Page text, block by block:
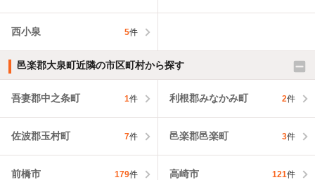
西小泉 5件
邑楽郡大泉町近隣の市区町村から探す
吾妻郡中之条町 1件 利根郡みなかみ町 2件
佐波郡玉村町 7件 邑楽郡邑楽町 3件
前橋市 179件 高崎市 121件